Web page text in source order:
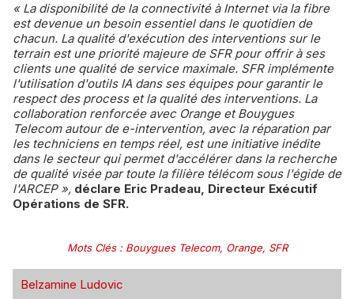
« La disponibilité de la connectivité à Internet via la fibre
est devenue un besoin essentiel dans le quotidien de
chacun. La qualité d'exécution des interventions sur le
terrain est une priorité majeure de SFR pour offrir à ses
clients une qualité de service maximale. SFR implémente
l'utilisation d'outils IA dans ses équipes pour garantir le
respect des process et la qualité des interventions. La
collaboration renforcée avec Orange et Bouygues
Telecom autour de e-intervention, avec la réparation par
les techniciens en temps réel, est une initiative inédite
dans le secteur qui permet d'accélérer dans la recherche
de qualité visée par toute la filière télécom sous l'égide de
l'ARCEP », déclare Eric Pradeau, Directeur Exécutif
Opérations de SFR.
Mots Clés: Bouygues Telecom, Orange, SFR
Belzamine Ludovic